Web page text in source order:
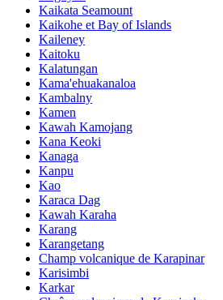
Kaikata Seamount
Kaikohe et Bay of Islands
Kaileney
Kaitoku
Kalatungan
Kama'ehuakanaloa
Kambalny
Kamen
Kawah Kamojang
Kana Keoki
Kanaga
Kanpu
Kao
Karaca Dag
Kawah Karaha
Karang
Karangetang
Champ volcanique de Karapinar
Karisimbi
Karkar